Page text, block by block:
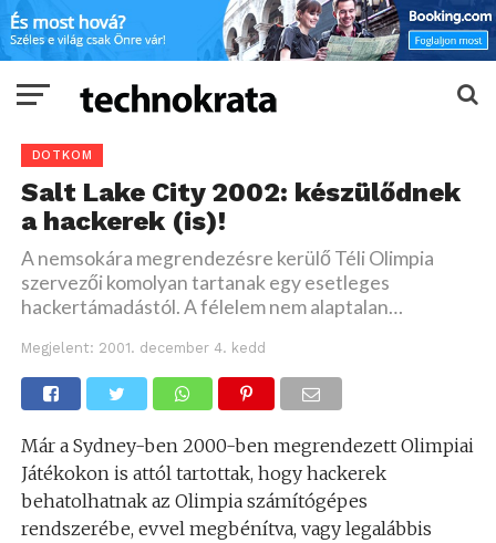
DOTKOM
Salt Lake City 2002: készülődnek
a hackerek (is)!
A nemsokára megrendezésre kerülő Téli Olimpia
szervezői komolyan tartanak egy esetleges
hackertámadástól. A félelem nem alaptalan…
Megjelent: 2001. december 4. kedd
Már a Sydney-ben 2000-ben megrendezett Olimpiai
Játékokon is attól tartottak, hogy hackerek
behatolhatnak az Olimpia számítógépes
rendszerébe, evvel megbénítva, vagy legalábbis